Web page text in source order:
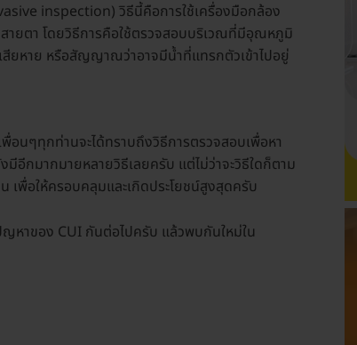
inspection) วิธีนี้คือการใช้เครื่องมือกล้อง
ยตา โดยวิธีการคือใช้ตรวจสอบบริเวณที่มีอุณหภูมิ
หาย หรือสัญญาณว่าอาจมีน้ำที่แทรกตัวเข้าไปอยู่
อนๆทุกท่านจะได้ทราบถึงวิธีการตรวจสอบเพื่อหา
อีกมากมายหลายวิธีเลยครับ แต่ไม่ว่าจะวิธีใดก็ตาม
เพื่อให้ครอบคลุมและเกิดประโยชน์สูงสุดครับ
หาของ CUI กันต่อไปครับ แล้วพบกันใหม่ใน